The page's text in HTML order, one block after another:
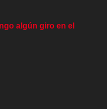
algún giro en el